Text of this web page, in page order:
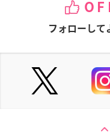
フォローして